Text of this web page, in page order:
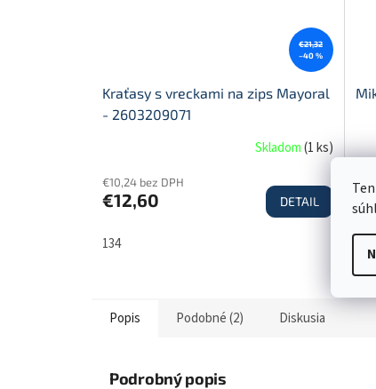
€21,32
–40 %
Kraťasy s vreckami na zips Mayoral
- 2603209071
Skladom(1 ks)
€10,24 bez DPH
€12,60 DETAIL
134
Popis Podobné (2) Diskusia
Podrobný popis